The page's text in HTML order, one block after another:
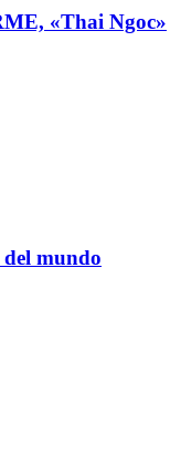
«Thai Ngoc»
mundo